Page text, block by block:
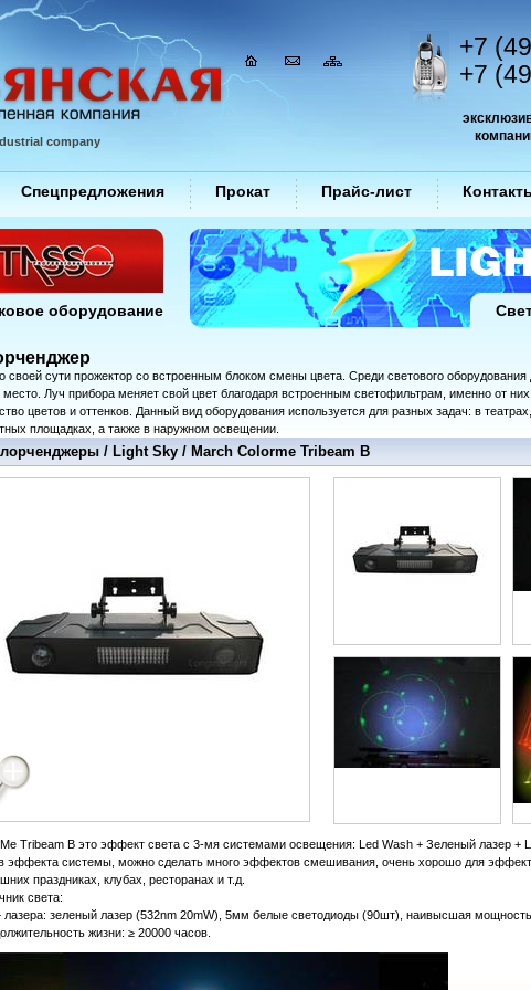
своей сути прожектор со встроенным блоком смены цвета. Среди светового оборудования
место. Луч прибора меняет свой цвет благодаря встроенным светофильтрам, именно от
цветов и оттенков. Данный вид оборудования используется для разных задач: в
площадках, а также в наружном освещении.
/ Light Sky / March Colorme Tribeam B
Tribeam B это эффект света с 3-мя системами освещения: Led Wash + Зеленый лазер +
эффекта системы, можно сделать много эффектов смешивания, очень хорошо для
праздниках, клубах, ресторанах и т.д.
света:
лазера: зеленый лазер (532nm 20mW), 5мм белые светодиоды (90шт), наивысшая
жизни: ≥ 20000 часов.
company
+7
+7
Спецпредложения Прокат Прайс-лист
оборудование